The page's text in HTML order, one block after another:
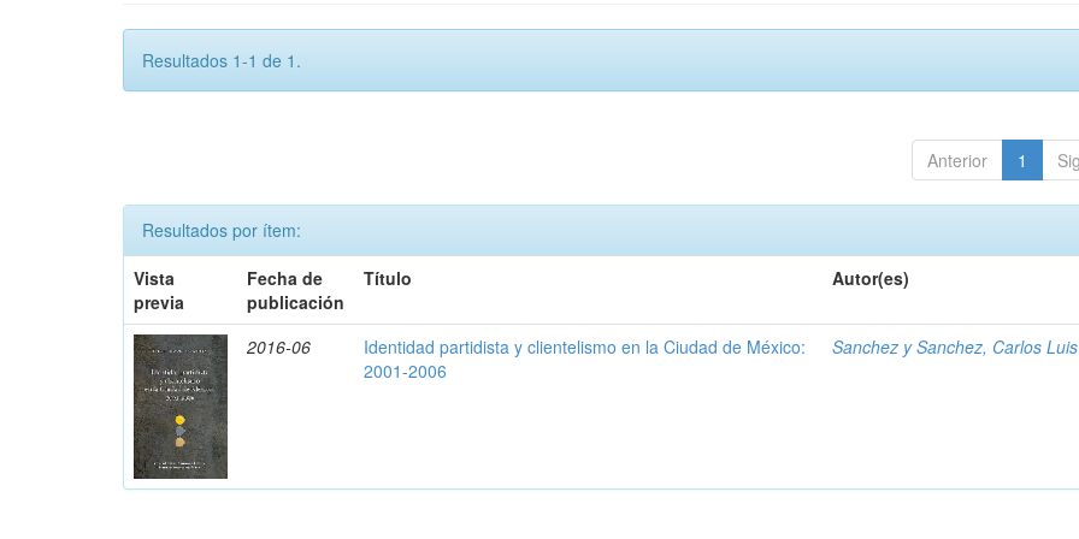
Resultados 1-1 de 1.
Anterior 1
Resultados por ítem:
Vista
previa
Fecha de
publicación
Título Autor(es)
2016-06
Identidad partidista y clientelismo en la Ciudad de México:
2001-2006
Sanchez y Sanchez, Carlos Luis